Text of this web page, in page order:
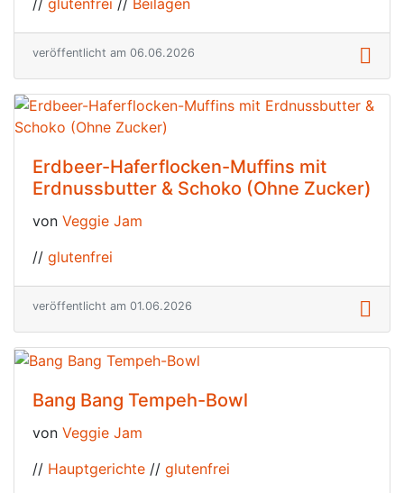
// glutenfrei // Beilagen
veröffentlicht am 06.06.2026
Erdbeer-Haferflocken-Muffins mit
Erdnussbutter & Schoko (Ohne Zucker)
von Veggie Jam
// glutenfrei
veröffentlicht am 01.06.2026
Bang Bang Tempeh-Bowl
von Veggie Jam
// Hauptgerichte // glutenfrei